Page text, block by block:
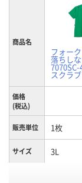
商品名
フォー
落ちし
スクラブ
価格
(税込)
販売単位 1枚
サイズ 3L